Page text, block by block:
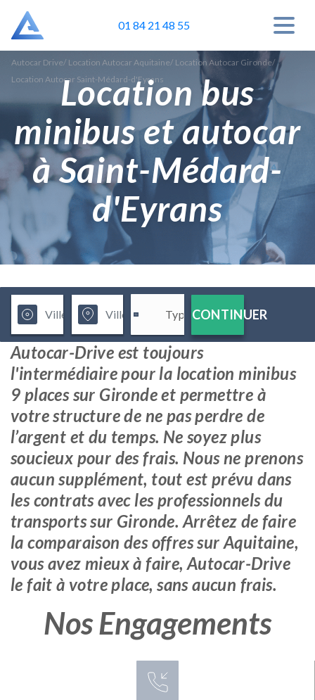
01 84 21 48 55
Autocar Drive/ Location Autocar Aquitaine/ Location Autocar Gironde/
Location Autocar Saint-Médard-d'Eyrans
Location bus
minibus et autocar
à Saint-Médard-
d'Eyrans
CONTINUER
Autocar-Drive est toujours
l'intermédiaire pour la location minibus
9 places sur Gironde et permettre à
votre structure de ne pas perdre de
l’argent et du temps. Ne soyez plus
soucieux pour des frais. Nous ne prenons
aucun supplément, tout est prévu dans
les contrats avec les professionnels du
transports sur Gironde. Arrêtez de faire
la comparaison des offres sur Aquitaine,
vous avez mieux à faire, Autocar-Drive
le fait à votre place, sans aucun frais.
Nos Engagements